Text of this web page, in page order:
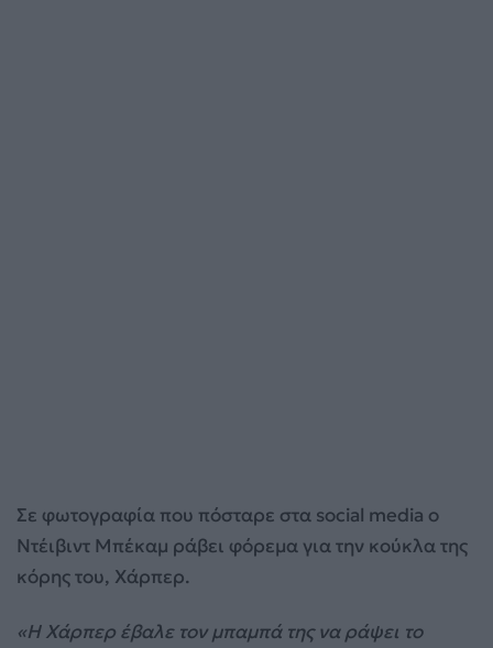
Σε φωτογραφία που πόσταρε στα social media ο
Ντέιβιντ Μπέκαμ ράβει φόρεμα για την κούκλα της
κόρης του, Χάρπερ.
«Η Χάρπερ έβαλε τον μπαμπά της να ράψει το